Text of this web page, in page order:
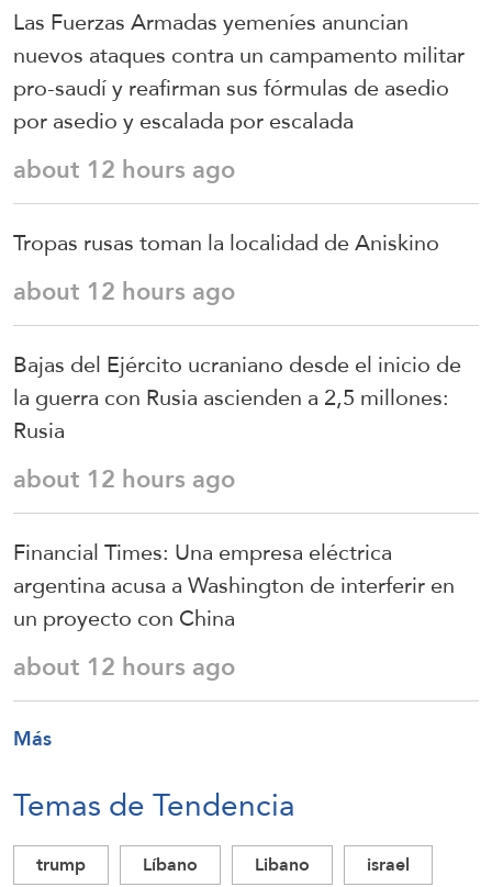
Las Fuerzas Armadas yemeníes anuncian
nuevos ataques contra un campamento militar
pro-saudí y reafirman sus fórmulas de asedio
por asedio y escalada por escalada
about 12 hours ago
Tropas rusas toman la localidad de Aniskino
about 12 hours ago
Bajas del Ejército ucraniano desde el inicio de
la guerra con Rusia ascienden a 2,5 millones:
Rusia
about 12 hours ago
Financial Times: Una empresa eléctrica
argentina acusa a Washington de interferir en
un proyecto con China
about 12 hours ago
Más
Temas de Tendencia
trump Líbano Libano
israel